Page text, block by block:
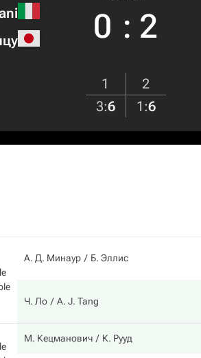
0 : 2
1
2
3:6 1 :6
А. Д. Минаур Б. Эллис
Ч. Ло A. J. Tang
М. Кецманович К. Рууд